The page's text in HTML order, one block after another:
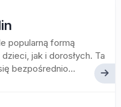
popularną formą
jak i dorosłych. Ta
bezpośrednio...